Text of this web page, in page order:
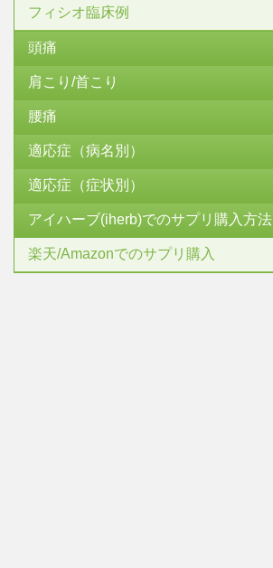
フィシオ臨床例
頭痛
肩こり/首こり
腰痛
適応症（病名別）
適応症（症状別）
アイハーブ(iherb)でのサプリ購入方法
楽天/Amazonでのサプリ購入